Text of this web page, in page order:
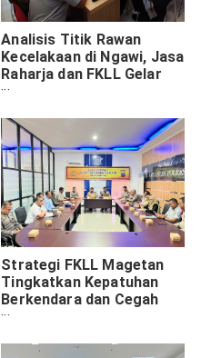
Analisis Titik Rawan
Kecelakaan di Ngawi, Jasa
Raharja dan FKLL Gelar
Rapat Koordinasi
Strategi FKLL Magetan
Tingkatkan Kepatuhan
Berkendara dan Cegah
Kecelakaan